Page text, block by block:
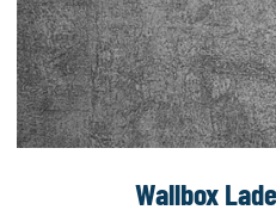
Wallbox